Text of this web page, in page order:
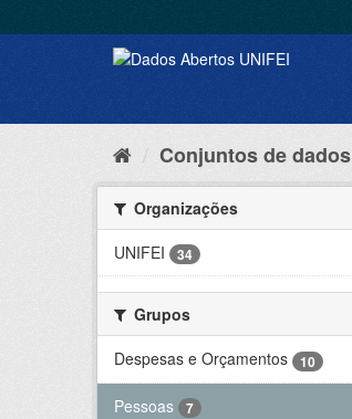
Conjuntos de dados
Organizações
UNIFEI
34
Grupos
Despesas e Orçamentos
10
Pessoas 7